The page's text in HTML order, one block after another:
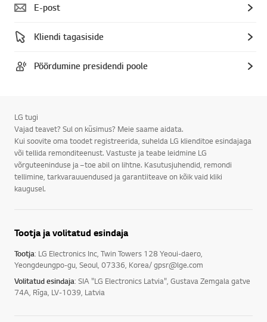
E-post
Kliendi tagasiside
Pöördumine presidendi poole
LG tugi
Vajad teavet? Sul on küsimus? Meie saame aidata.
Kui soovite oma toodet registreerida, suhelda LG klienditoe esindajaga
või tellida remonditeenust. Vastuste ja teabe leidmine LG
võrguteeninduse ja –toe abil on lihtne. Kasutusjuhendid, remondi
tellimine, tarkvarauuendused ja garantiiteave on kõik vaid kliki
kaugusel.
Tootja ja volitatud esindaja
Tootja: LG Electronics Inc, Twin Towers 128 Yeoui-daero,
Yeongdeungpo-gu, Seoul, 07336, Korea/ gpsr@lge.com
Volitatud esindaja: SIA "LG Electronics Latvia", Gustava Zemgala gatve
74A, Rīga, LV-1039, Latvia